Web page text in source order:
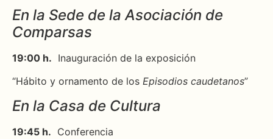
En la Sede de la Asociación de
Comparsas
19:00 h. Inauguración de la exposición
“Hábito y ornamento de los Episodios caudetanos”
En la Casa de Cultura
19:45 h. Conferencia